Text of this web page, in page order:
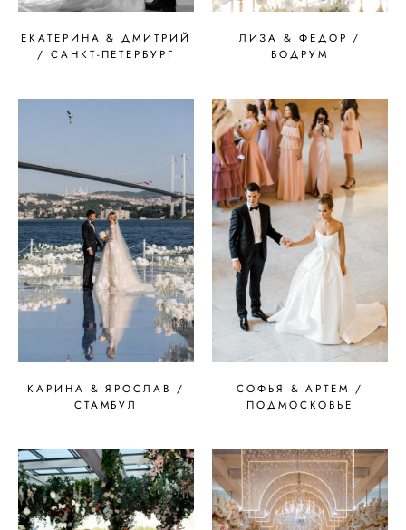
ЕКАТЕРИНА & ДМИТРИЙ
/ САНКТ-ПЕТЕРБУРГ
ЛИЗА & ФЕДОР /
БОДРУМ
КАРИНА & ЯРОСЛАВ /
СТАМБУЛ
СОФЬЯ & АРТЕМ /
ПОДМОСКОВЬЕ